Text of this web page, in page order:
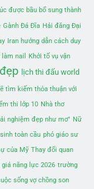
được bầu bổ sung thành
Gành Đá Đĩa Hải đăng Đại
Iran hướng dẫn cách duy
nail Khởi tố vụ vận
lịch thi đấu world
tìm kiếm thỏa thuận với
thi lớp 10 Nhà thơ
nghiệm đẹp như mơ" Nữ
toàn cầu phó giáo sư
của Mỹ Thay đổi quan
năng lực 2026 trường
sống vợ chồng son